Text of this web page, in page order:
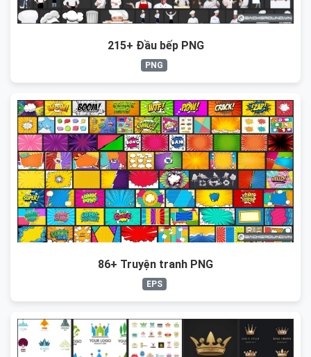
215+ Đầu bếp PNG
PNG
86+ Truyện tranh PNG
EPS